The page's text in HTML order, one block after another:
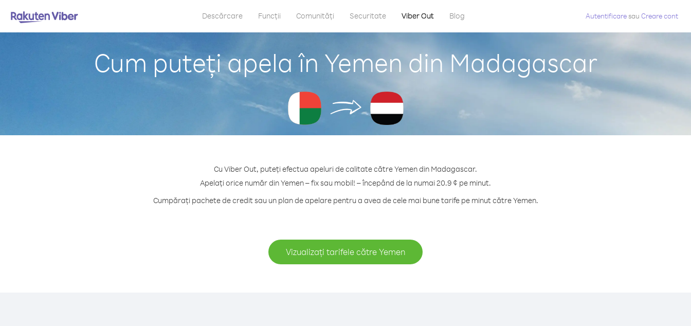
Descărcare Funcții Comunități Securitate Viber Out Blog Autentificaresau Creare cont
Cum puteți apela în Yemen din Madagascar
Cu Viber Out, puteți efectua apeluri de calitate către Yemen din Madagascar.
Apelați orice număr din Yemen – fix sau mobil! – începând de la numai 20.9 ¢ pe minut.
Cumpărați pachete de credit sau un plan de apelare pentru a avea de cele mai bune tarife pe minut către Yemen.
Vizualizați tarifele către Yemen